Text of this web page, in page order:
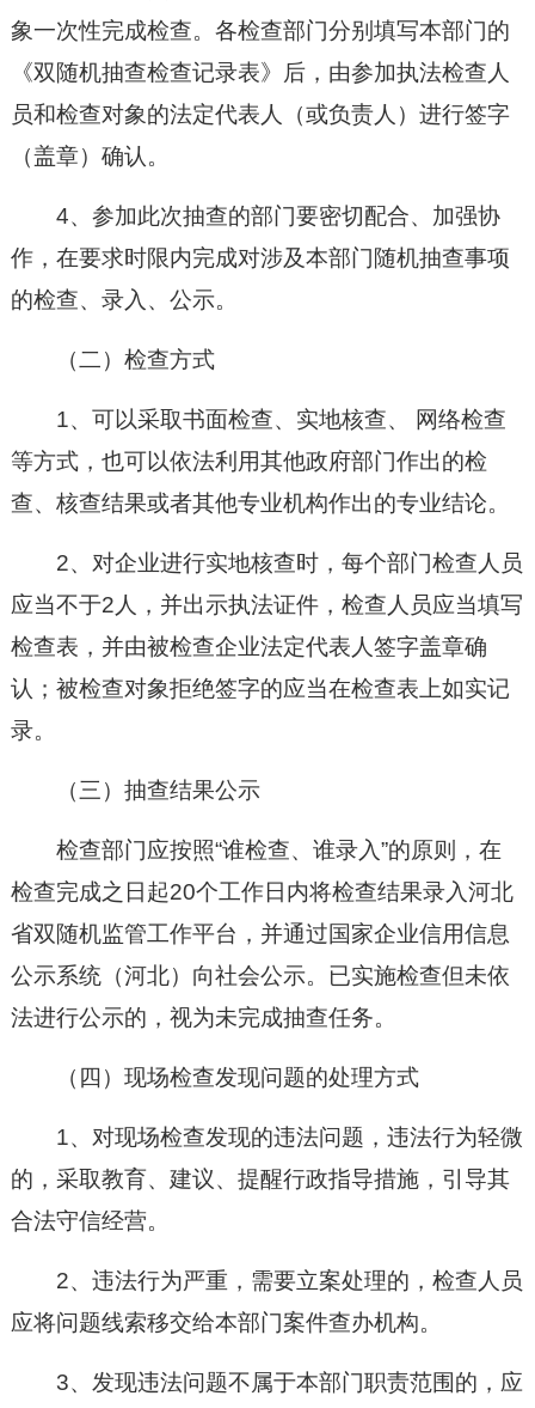
象一次性完成检查。各检查部门分别填写本部门的
《双随机抽查检查记录表》后，由参加执法检查人
员和检查对象的法定代表人（或负责人）进行签字
（盖章）确认。
4、参加此次抽查的部门要密切配合、加强协
作，在要求时限内完成对涉及本部门随机抽查事项
的检查、录入、公示。
（二）检查方式
1、可以采取书面检查、实地核查、 网络检查
等方式，也可以依法利用其他政府部门作出的检
查、核查结果或者其他专业机构作出的专业结论。
2、对企业进行实地核查时，每个部门检查人员
应当不于2人，并出示执法证件，检查人员应当填写
检查表，并由被检查企业法定代表人签字盖章确
认；被检查对象拒绝签字的应当在检查表上如实记
录。
（三）抽查结果公示
检查部门应按照“谁检查、谁录入”的原则，在
检查完成之日起20个工作日内将检查结果录入河北
省双随机监管工作平台，并通过国家企业信用信息
公示系统（河北）向社会公示。已实施检查但未依
法进行公示的，视为未完成抽查任务。
（四）现场检查发现问题的处理方式
1、对现场检查发现的违法问题，违法行为轻微
的，采取教育、建议、提醒行政指导措施，引导其
合法守信经营。
2、违法行为严重，需要立案处理的，检查人员
应将问题线索移交给本部门案件查办机构。
3、发现违法问题不属于本部门职责范围的，应